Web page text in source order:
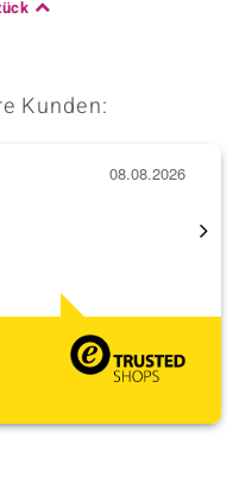
Kunden:
08.08.2026